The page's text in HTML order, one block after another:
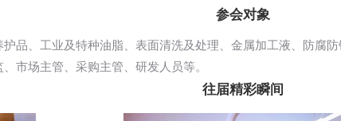
参会对象
品、工业及特种油脂、表面清洗及处理、金属加工液、防腐
市场主管、采购主管、研发人员等。
往届精彩瞬间